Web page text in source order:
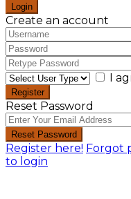
Login
Create an account
I
Register
Reset Password
Reset Password
Register here! Forgot
to login